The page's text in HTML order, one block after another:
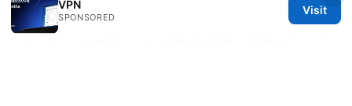
Sources:
VPN
SPONSORED
Visit